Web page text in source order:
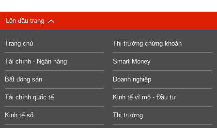
Lên đầu trang
Trang chủ Thị trường chứng khoán
Tài chính - Ngân hàng Smart Money
Bất động sản Doanh nghiệp
Tài chính quốc tế Kinh tế vĩ mô - Đầu tư
Kinh tế số Thị trường